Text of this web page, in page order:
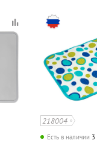
218004
Есть в наличии 3